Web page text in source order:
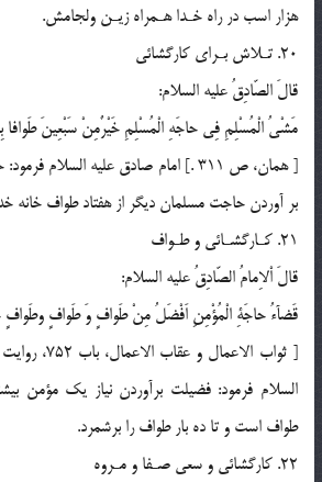
هزار اسب در راه خـدا هـمراه زيـن ولجامش.
20. تـلاش بـراى كارگشائى
قالَ الصّادِقُ عليه السلام:
مَشْىُ الْمُسْلِمِ فِى حاجَهِ الْمُسْلِمِ خَيْرٌمِنْ سَبْعِينَ طَوافا
[ همان، ص 311 .] امام صادق عليه السلام
بر آوردن حاجت مسلمان ديگر از هفتاد طواف خانه
21. كـارگشـائى و طـواف
قالَ اْلاِمامُ الصّادِقُ عليه السلام:
قَضآءُ حاجَةِ الْمُؤْمِنِ اَفْضَلُ مِنْ طَوافٍ وَ طَوافٍ
السلام فرمود: فضيلت برآوردن نياز يك مؤمن
طواف است و تا ده بار طواف را برشمرد.
22. كارگشائى و سعى‌ صـفا و مـروه